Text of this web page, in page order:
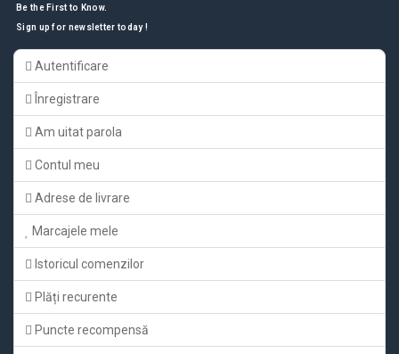
Be the First to Know.
Sign up for newsletter today !
Autentificare
Înregistrare
Am uitat parola
Contul meu
Adrese de livrare
Marcajele mele
Istoricul comenzilor
Plăți recurente
Puncte recompensă